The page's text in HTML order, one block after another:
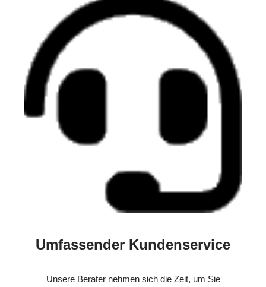
Umfassender Kundenservice
Unsere Berater nehmen sich die Zeit, um Sie